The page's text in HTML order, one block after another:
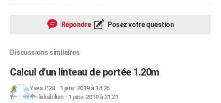
Répondre Posez votre question
Discussions similaires
Calcul d'un linteau de portée 1.20m
Yves.P28- 1 janv. 2019 à 14:26
lekabilien- 1 janv. 2019 à 21:21